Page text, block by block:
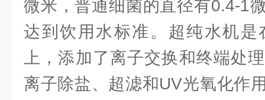
微米，普通细菌的直径有0.4-1
达到饮用水标准。超纯水机是
上，添加了离子交换和终端处
离子除盐、超滤和UV光氧化作